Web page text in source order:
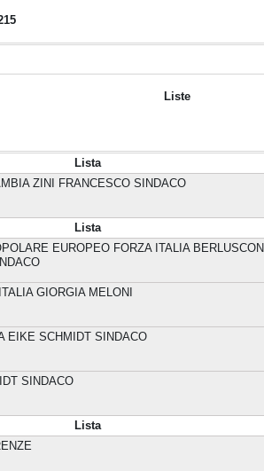
Liste
Lista
ZINI FRANCESCO SINDACO
Lista
EUROPEO FORZA ITALIA BERLUSCONI
GIORGIA MELONI
EIKE SCHMIDT SINDACO
SINDACO
Lista